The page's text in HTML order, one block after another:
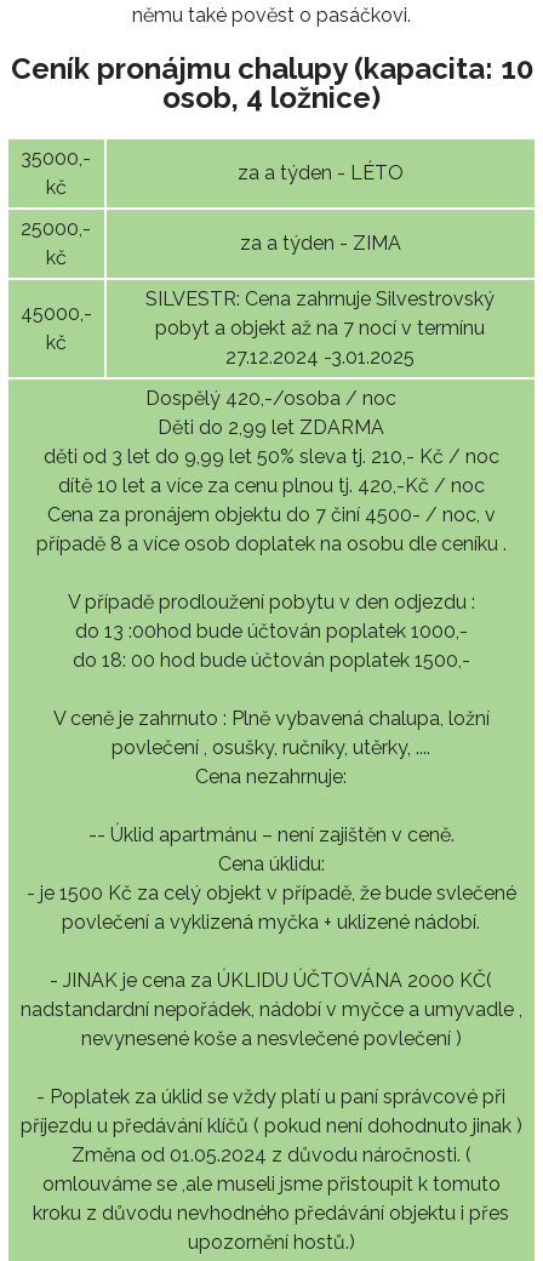
němu také pověst o pasáčkovi.
Ceník pronájmu chalupy (kapacita: 10
osob, 4 ložnice)
35000,-
kč
za a týden - LÉTO
25000,-
kč
za a týden - ZIMA
45000,-
kč
SILVESTR: Cena zahrnuje Silvestrovský
pobyt a objekt až na 7 nocí v termínu
27.12.2024 -3.01.2025
Dospělý 420,-/osoba / noc
Děti do 2,99 let ZDARMA
děti od 3 let do 9,99 let 50% sleva tj. 210,- Kč / noc
dítě 10 let a více za cenu plnou tj. 420,-Kč / noc
Cena za pronájem objektu do 7 činí 4500- / noc, v
případě 8 a více osob doplatek na osobu dle ceníku .
V případě prodloužení pobytu v den odjezdu :
do 13 :00hod bude účtován poplatek 1000,-
do 18: 00 hod bude účtován poplatek 1500,-
V ceně je zahrnuto : Plně vybavená chalupa, ložní
povlečení , osušky, ručníky, utěrky, ....
Cena nezahrnuje:
-- Úklid apartmánu – není zajištěn v ceně.
Cena úklidu:
- je 1500 Kč za celý objekt v případě, že bude svlečené
povlečení a vyklizená myčka + uklizené nádobí.
- JINAK je cena za ÚKLIDU ÚČTOVÁNA 2000 KČ(
nadstandardní nepořádek, nádobí v myčce a umyvadle ,
nevynesené koše a nesvlečené povlečení )
- Poplatek za úklid se vždy platí u paní správcové při
příjezdu u předávání klíčů ( pokud není dohodnuto jinak )
Změna od 01.05.2024 z důvodu náročnosti. (
omlouváme se ,ale museli jsme přistoupit k tomuto
kroku z důvodu nevhodného předávání objektu i přes
upozornění hostů.)